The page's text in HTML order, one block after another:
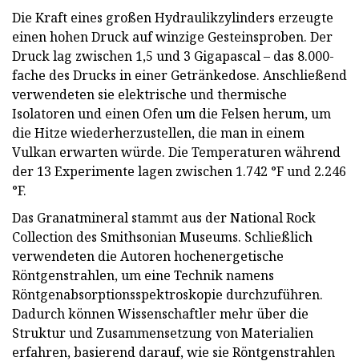
Die Kraft eines großen Hydraulikzylinders erzeugte
einen hohen Druck auf winzige Gesteinsproben. Der
Druck lag zwischen 1,5 und 3 Gigapascal – das 8.000-
fache des Drucks in einer Getränkedose. Anschließend
verwendeten sie elektrische und thermische
Isolatoren und einen Ofen um die Felsen herum, um
die Hitze wiederherzustellen, die man in einem
Vulkan erwarten würde. Die Temperaturen während
der 13 Experimente lagen zwischen 1.742 °F und 2.246
°F.
Das Granatmineral stammt aus der National Rock
Collection des Smithsonian Museums. Schließlich
verwendeten die Autoren hochenergetische
Röntgenstrahlen, um eine Technik namens
Röntgenabsorptionsspektroskopie durchzuführen.
Dadurch können Wissenschaftler mehr über die
Struktur und Zusammensetzung von Materialien
erfahren, basierend darauf, wie sie Röntgenstrahlen